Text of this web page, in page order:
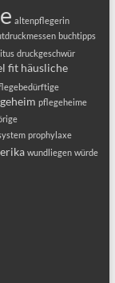
altenpflegerin
buchtipps
druckgeschwür
fit häusliche
pflegeheime
prophylaxe
wundliegen würde